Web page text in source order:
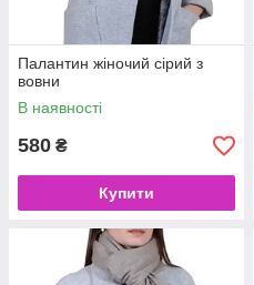
Палантин жіночий сірий з
вовни
В наявності
580 ₴
Купити